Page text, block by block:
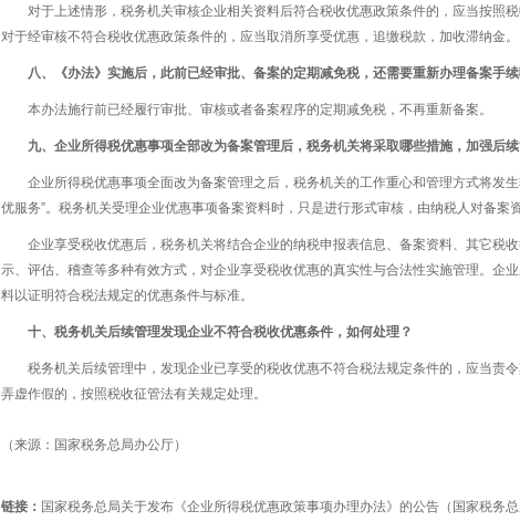
对于上述情形，税务机关审核企业相关资料后符合税收优惠政策条件的，应当按照
对于经审核不符合税收优惠政策条件的，应当取消所享受优惠，追缴税款，加收滞纳金。
八、《办法》实施后，此前已经审批、备案的定期减免税，还需要重新办理备案手续
本办法施行前已经履行审批、审核或者备案程序的定期减免税，不再重新备案。
九、企业所得税优惠事项全部改为备案管理后，税务机关将采取哪些措施，加强后续
企业所得税优惠事项全面改为备案管理之后，税务机关的工作重心和管理方式将发生
优服务”。税务机关受理企业优惠事项备案资料时，只是进行形式审核，由纳税人对备案
企业享受税收优惠后，税务机关将结合企业的纳税申报表信息、备案资料、其它税
示、评估、稽查等多种有效方式，对企业享受税收优惠的真实性与合法性实施管理。企
料以证明符合税法规定的优惠条件与标准。
十、税务机关后续管理发现企业不符合税收优惠条件，如何处理？
税务机关后续管理中，发现企业已享受的税收优惠不符合税法规定条件的，应当责
弄虚作假的，按照税收征管法有关规定处理。
（来源：国家税务总局办公厅）
链接： 国家税务总局关于发布《企业所得税优惠政策事项办理办法》的公告（国家税务